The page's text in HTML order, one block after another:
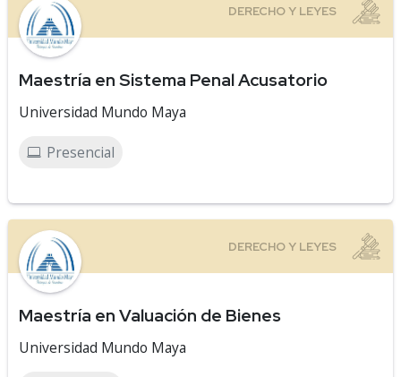
Maestría en Sistema Penal Acusatorio
Universidad Mundo Maya
Presencial
Maestría en Valuación de Bienes
Universidad Mundo Maya